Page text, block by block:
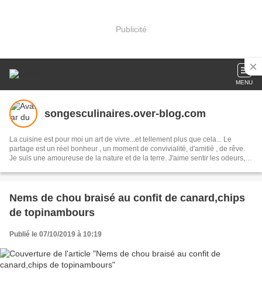
Publicité
MENU
songesculinaires.over-blog.com
La cuisine est pour moi un art de vivre...et tellement plus que cela... Le
partage est un réel bonheur , un moment de convivialité, d'amitié , de rêve.
Je suis une amoureuse de la nature et de la terre. J'aime sentir les odeurs,
privilégie une alimentation de qualité si possible, en donnant la priorité aux
les occasions et pour tous! Ce blog est l'occasion de s'écrire, de se voir, de
tisser des liens. A cette occasion , je tiens à vous dire combien vos
témoignages , vos commentaires me touchent et je vous en remercie
m'aide à réaliser mes rêves. Prenez bien soin de vous et à très bientôt!
Nems de chou braisé au confit de canard,chips
de topinambours
Publié le 07/10/2019 à 10:19